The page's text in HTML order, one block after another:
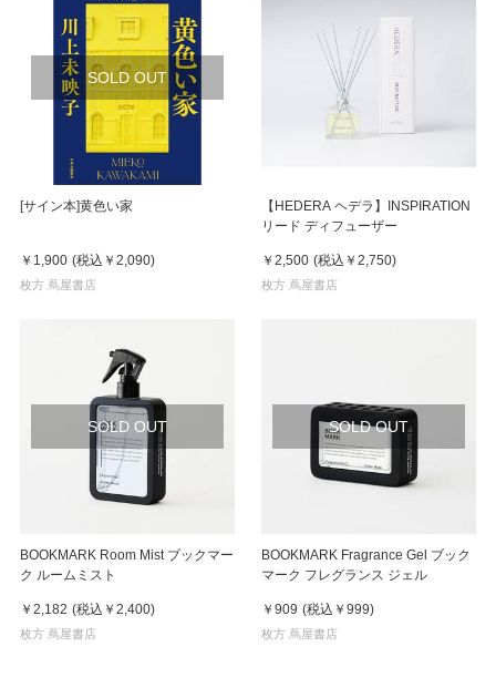
SOLD OUT
[サイン本]黄色い家
￥1,900 (税込 ￥2,090)
枚方 蔦屋書店
【HEDERA ヘデラ】INSPIRATION
リード ディフューザー
￥2,500 (税込 ￥2,750)
枚方 蔦屋書店
SOLD OUT
BOOKMARK Room Mist ブックマー
ク ルームミスト
￥2,182 (税込 ￥2,400)
枚方 蔦屋書店
SOLD OUT
BOOKMARK Fragrance Gel ブック
マーク フレグランス ジェル
￥909 (税込 ￥999)
枚方 蔦屋書店